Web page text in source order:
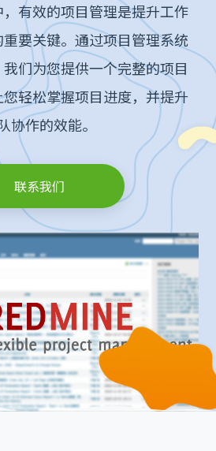
有效的项目管理是提升工作
要关键。通过项目管理系统
们为您提供一个完整的项目
轻松掌握项目进度，并提升
协作的效能。
联系我们